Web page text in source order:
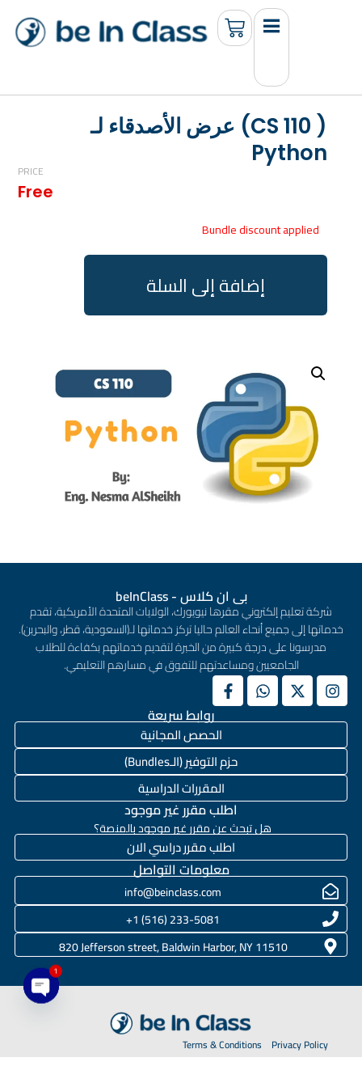
عرض الأصدقاء لـ (CS 110 )
Python
PRICE
Free
Bundle discount applied
إضافة إلى السلة
بى ان كلاس - beInClass
شركة تعليم إلكتروني مقرها نيويورك، الولايات المتحدة الأمريكية، تقدم
خدماتها إلى جميع أنحاء العالم حاليا تركز خدماتها لـ(السعودية، قطر، والبحرين).
مدرسونا على درجة كبيرة من الخبرة لتقديم خدماتهم بكفاءة للطلاب
الجامعيين ومساعدتهم للتفوق في مسارهم التعليمي.
روابط سريعة
الحصص المجانية
حزم التوفير (الـBundles)
المقررات الدراسية
اطلب مقرر غير موجود
هل تبحث عن مقرر غير موجود بالمنصة؟
اطلب مقرر دراسي الان
معلومات التواصل
info@beinclass.com
233-5081 (516) 1+
820 Jefferson street, Baldwin Harbor, NY 11510
Privacy Policy
Terms & Conditions
chaty
1